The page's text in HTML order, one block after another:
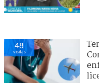
48
visitas